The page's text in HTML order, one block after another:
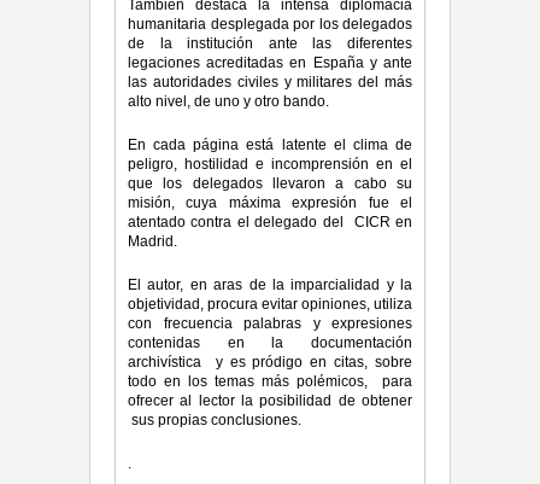
También destaca la intensa diplomacia
humanitaria desplegada por los delegados
de la institución ante las diferentes
legaciones acreditadas en España y ante
las autoridades civiles y militares del más
alto nivel, de uno y otro bando.
En cada página está latente el clima de
peligro, hostilidad e incomprensión en el
que los delegados llevaron a cabo su
misión, cuya máxima expresión fue el
atentado contra el delegado del CICR en
Madrid.
El autor, en aras de la imparcialidad y la
objetividad, procura evitar opiniones, utiliza
con frecuencia palabras y expresiones
contenidas en la documentación
archivística y es pródigo en citas, sobre
todo en los temas más polémicos, para
ofrecer al lector la posibilidad de obtener
sus propias conclusiones.
.